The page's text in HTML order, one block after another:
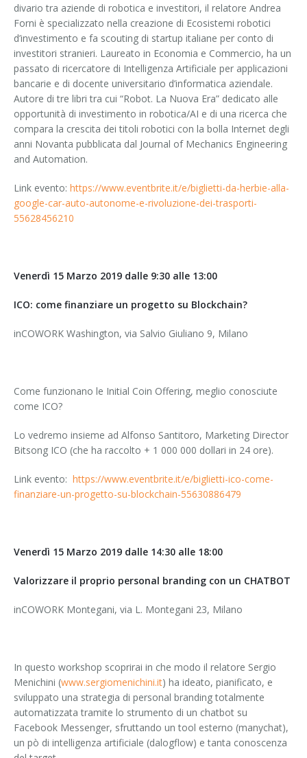
divario tra aziende di robotica e investitori, il relatore Andrea
Forni è specializzato nella creazione di Ecosistemi robotici
d’investimento e fa scouting di startup italiane per conto di
investitori stranieri. Laureato in Economia e Commercio, ha un
passato di ricercatore di Intelligenza Artificiale per applicazioni
bancarie e di docente universitario d’informatica aziendale.
Autore di tre libri tra cui “Robot. La Nuova Era” dedicato alle
opportunità di investimento in robotica/AI e di una ricerca che
compara la crescita dei titoli robotici con la bolla Internet degli
anni Novanta pubblicata dal Journal of Mechanics Engineering
and Automation.
Link evento: https://www.eventbrite.it/e/biglietti-da-herbie-alla-
google-car-auto-autonome-e-rivoluzione-dei-trasporti-
55628456210
Venerdì 15 Marzo 2019 dalle 9:30 alle 13:00
ICO: come finanziare un progetto su Blockchain?
inCOWORK Washington, via Salvio Giuliano 9, Milano
Come funzionano le Initial Coin Offering, meglio conosciute
come ICO?
Lo vedremo insieme ad Alfonso Santitoro, Marketing Director
Bitsong ICO (che ha raccolto + 1 000 000 dollari in 24 ore).
Link evento: https://www.eventbrite.it/e/biglietti-ico-come-
finanziare-un-progetto-su-blockchain-55630886479
Venerdì 15 Marzo 2019 dalle 14:30 alle 18:00
Valorizzare il proprio personal branding con un CHATBOT
inCOWORK Montegani, via L. Montegani 23, Milano
In questo workshop scoprirai in che modo il relatore Sergio
Menichini (www.sergiomenichini.it) ha ideato, pianificato, e
sviluppato una strategia di personal branding totalmente
automatizzata tramite lo strumento di un chatbot su
Facebook Messenger, sfruttando un tool esterno (manychat),
un pò di intelligenza artificiale (dalogflow) e tanta conoscenza